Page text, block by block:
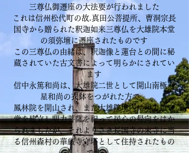
三尊仏御遷座の大法要が行われました
これは信州松代町の故.真田公菩提所、曹洞宗長
国寺から贈られた釈迦如来三尊仏を大雄院本堂
の須弥壇に遷座されたものです
​この三尊仏の由緒は、釈迦像と蓮台との間に秘
蔵されていた古文書によって明らかにされてい
ます
信中永篤和尚は、大雄院二世として開山南極寿
星和尚の衣鉢をつがれた方で、
鳳林院を開山され、また大雄院境内に明力鎮守
堂を建立し明力菩薩を祀って民心の帰向をはか
られましたが、それよりさき長国寺の末寺に当
る信州森村の華厳寺守塔として住持されたもの